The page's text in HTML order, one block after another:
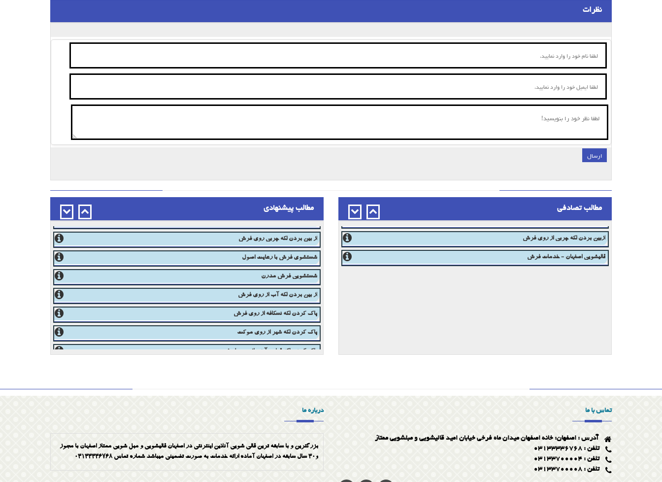
نظرات
ارسال
مطالب تصادفی
ممتاز قالیشویی خوب در اصفهان
ازبین بردن لکه چربی از روی فرش
قالیشویی اصفهان - خدمات فرش
مطالب پیشنهادی
تغییر رنگ فرش
از بین بردن لکه چربی روی فرش
شستشوی فرش با رعایت اصول
شستشویی فرش مدرن
از بین بردن لکه آب از روی فرش
پاک کردن لکه نسکافه از روی فرش
پاک کردن لکه شیر از روی موکت
پاک کردن لکه قطره آهن از روی فرش
تماس با ما
آدرس : اصفهان: خانه اصفهان میدان ماه فرخی خیابان امید قالیشویی و مبلشویی ممتاز
تلفن : 03133336768
تلفن : 03133700004
تلفن : 03133700008
درباره ما
بزرگترین و با سابقه ترین قالی شویی آنلاین اینترنتی در اصفهان قالیشویی و مبل شویی ممتاز اصفهان با مجوز
و30 سال سابقه در اصفهان آماده ارائه خدمات به صورت تضمینی میباشد شماره تماس 03133336768